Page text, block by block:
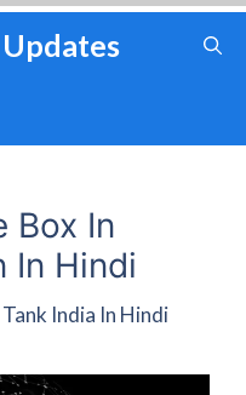
Box In
In Hindi
India In Hindi